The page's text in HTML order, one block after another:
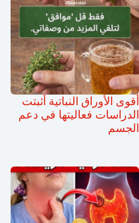
أقوى الأوراق النباتية أثبتت
الدراسات فعاليتها في دعم
الجسم